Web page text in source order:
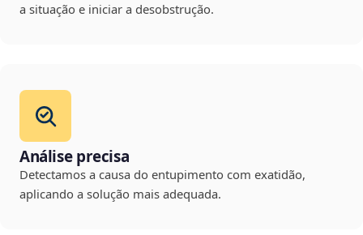
a situação e iniciar a desobstrução.
Análise precisa
Detectamos a causa do entupimento com exatidão,
aplicando a solução mais adequada.